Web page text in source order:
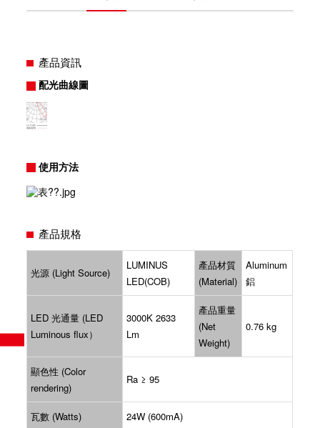
產品資訊
配光曲線圖
使用方法
產品規格
光源 (Light Source)
LUMINUS
LED(COB)
產品材質
(Material)
Aluminum
鋁
LED 光通量 (LED
Luminous flux）
3000K 2633
Lm
產品重量
(Net
Weight)
0.76 kg
顯色性 (Color
rendering)
Ra ≥ 95
瓦數 (Watts) 24W (600mA)